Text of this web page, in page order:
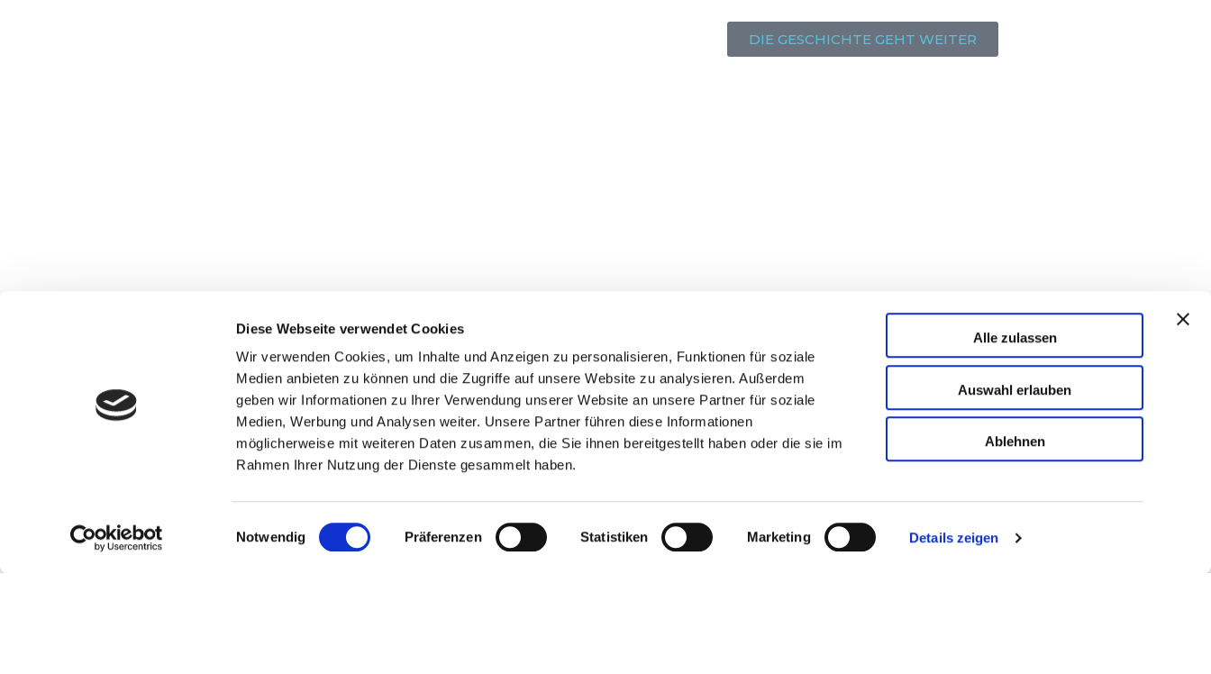
Diese Webseite verwendet Cookies
Wir verwenden Cookies, um Inhalte und Anzeigen zu personalisieren, Funktionen für soziale
Medien anbieten zu können und die Zugriffe auf unsere Website zu analysieren. Außerdem
geben wir Informationen zu Ihrer Verwendung unserer Website an unsere Partner für soziale
Medien, Werbung und Analysen weiter. Unsere Partner führen diese Informationen
möglicherweise mit weiteren Daten zusammen, die Sie ihnen bereitgestellt haben oder die sie im
Rahmen Ihrer Nutzung der Dienste gesammelt haben.
Einwilligungsauswahl
Notwendig Präferenzen Statistiken Marketing Details zeigen
Alle zulassen
Auswahl erlauben
Ablehnen
DIE GESCHICHTE GEHT WEITER